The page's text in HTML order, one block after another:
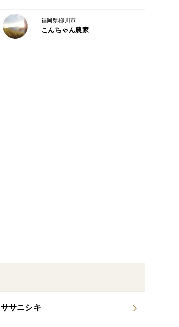
ササニシキ
福岡県柳川市
こんちゃん農家